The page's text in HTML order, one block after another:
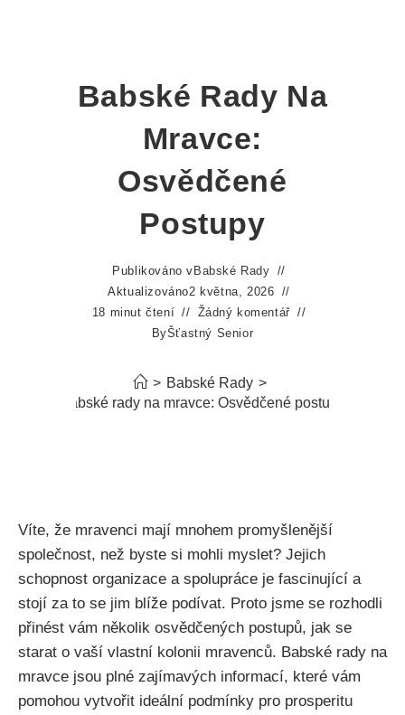
Babské Rady Na
Mravce:
Osvědčené
Postupy
Publikováno v Babské Rady
Aktualizováno2 května, 2026
18 minut čtení
Žádný komentář
ByŠťastný Senior
> Babské Rady >
Babské rady na mravce: Osvědčené postupy
Víte, že mravenci mají mnohem promyšlenější
společnost, než byste⁣ si mohli myslet? Jejich
schopnost organizace a ‍spolupráce je fascinující a
stojí za to se jim blíže⁤ podívat. Proto jsme se ⁣rozhodli
přinést vám několik osvědčených postupů, jak se
starat o vaší ⁣vlastní ‌kolonii mravenců. Babské rady ⁣na
mravce jsou plné zajímavých informací, které vám
pomohou⁣ vytvořit ideální podmínky pro prosperitu